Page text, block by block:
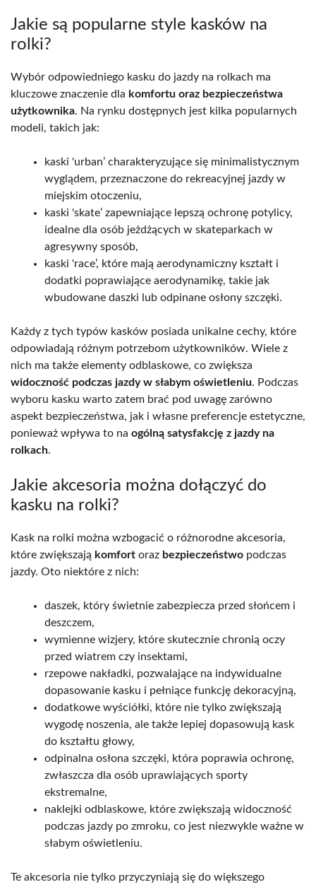
Jakie są popularne style kasków na
rolki?
Wybór odpowiedniego kasku do jazdy na rolkach ma
kluczowe znaczenie dla komfortu oraz bezpieczeństwa
użytkownika. Na rynku dostępnych jest kilka popularnych
modeli, takich jak:
kaski 'urban’ charakteryzujące się minimalistycznym
wyglądem, przeznaczone do rekreacyjnej jazdy w
miejskim otoczeniu,
kaski 'skate’ zapewniające lepszą ochronę potylicy,
idealne dla osób jeżdżących w skateparkach w
agresywny sposób,
kaski 'race’, które mają aerodynamiczny kształt i
dodatki poprawiające aerodynamikę, takie jak
wbudowane daszki lub odpinane osłony szczęki.
Każdy z tych typów kasków posiada unikalne cechy, które
odpowiadają różnym potrzebom użytkowników. Wiele z
nich ma także elementy odblaskowe, co zwiększa
widoczność podczas jazdy w słabym oświetleniu. Podczas
wyboru kasku warto zatem brać pod uwagę zarówno
aspekt bezpieczeństwa, jak i własne preferencje estetyczne,
ponieważ wpływa to na ogólną satysfakcję z jazdy na
rolkach.
Jakie akcesoria można dołączyć do
kasku na rolki?
Kask na rolki można wzbogacić o różnorodne akcesoria,
które zwiększają komfort oraz bezpieczeństwo podczas
jazdy. Oto niektóre z nich:
daszek, który świetnie zabezpiecza przed słońcem i
deszczem,
wymienne wizjery, które skutecznie chronią oczy
przed wiatrem czy insektami,
rzepowe nakładki, pozwalające na indywidualne
dopasowanie kasku i pełniące funkcję dekoracyjną,
dodatkowe wyściółki, które nie tylko zwiększają
wygodę noszenia, ale także lepiej dopasowują kask
do kształtu głowy,
odpinalna osłona szczęki, która poprawia ochronę,
zwłaszcza dla osób uprawiających sporty
ekstremalne,
naklejki odblaskowe, które zwiększają widoczność
podczas jazdy po zmroku, co jest niezwykle ważne w
słabym oświetleniu.
Te akcesoria nie tylko przyczyniają się do większego